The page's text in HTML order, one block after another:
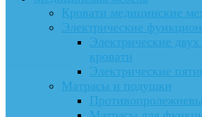
Кровати медицинские
Электрические
Электрические
кровати
Электрические
Матрасы и подушки